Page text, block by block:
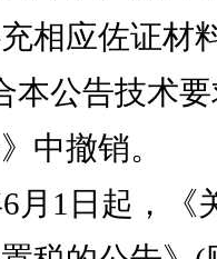
相应佐证材
本公告技术
中撤销。
1日起，《